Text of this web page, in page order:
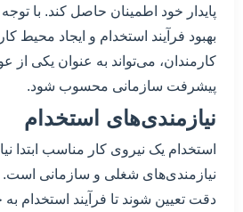
پایدار خود اطمینان حاصل کند. با
بهبود فرآیند استخدام و ایجاد محیط
کارمندان، می‌تواند به عنوان یکی
پیشرفت سازمانی محسوب شود.
نیازمندی‌های استخدام
استخدام یک نیروی کار مناسب ابتدا
نیازمندی‌های شغلی و سازمانی است.
دقت تعیین شوند تا فرآیند استخدام